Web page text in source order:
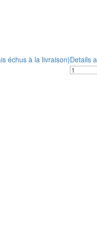
échus à la livraison)Details